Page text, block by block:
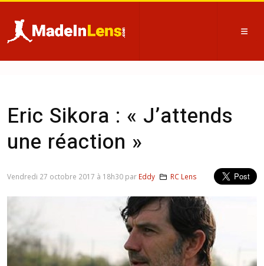
Eric Sikora : « J’attends
une réaction »
Vendredi 27 octobre 2017 à 18h30 par Eddy RC Lens